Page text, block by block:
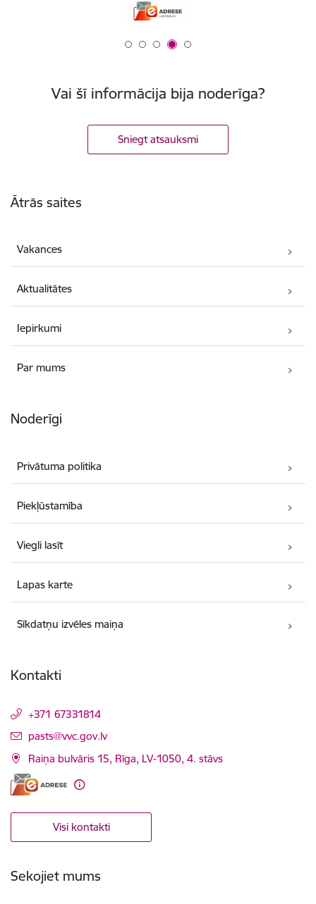
Vai šī informācija bija noderīga?
Sniegt atsauksmi
Ātrās saites
Vakances
Aktualitātes
Iepirkumi
Par mums
Noderīgi
Privātuma politika
Piekļūstamība
Viegli lasīt
Lapas karte
Sīkdatņu izvēles maiņa
Kontakti
+371 67331814
E-pasts:
pasts@vvc.gov.lv
Raiņa bulvāris 15, Rīga, LV-1050, 4. stāvs
Visi kontakti
Sekojiet mums